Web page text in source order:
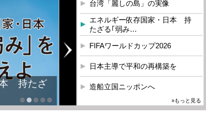
本 持たざ
台湾「麗しの島」の実像
エネルギー依存国家・日本 持
たざる｢弱み…
FIFAワールドカップ2026
日本主導で平和の再構築を
造船立国ニッポンへ
»もっと見る